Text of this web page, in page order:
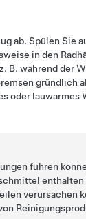
ab. Spülen Sie
in den
B. während der
gründlich
oder lauwarmes
führen
verursachen